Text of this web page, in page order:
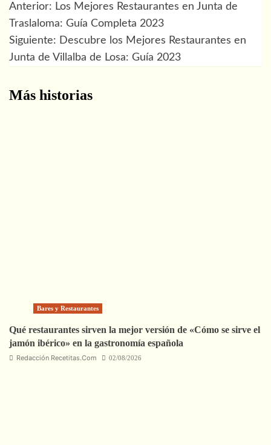
Navegación
de
entradas
Anterior: Los Mejores Restaurantes en Junta de
Traslaloma: Guía Completa 2023
Siguiente: Descubre los Mejores Restaurantes en
Junta de Villalba de Losa: Guía 2023
Más historias
Bares y Restaurantes
Qué restaurantes sirven la mejor versión de «Cómo se sirve el
jamón ibérico» en la gastronomía española
Redacción Recetitas.Com 02/08/2026